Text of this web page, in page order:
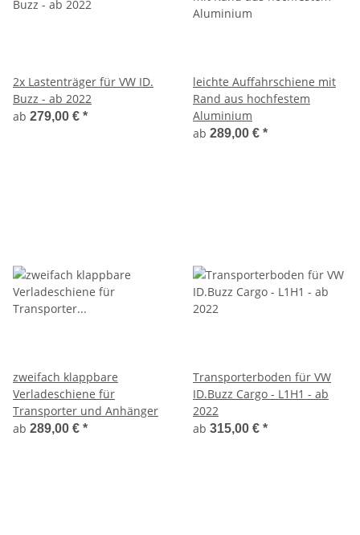
2x Lastenträger für VW ID.
Buzz - ab 2022
ab 279,00 € *
leichte Auffahrschiene mit
Rand aus hochfestem
Aluminium
ab 289,00 € *
zweifach klappbare
Verladeschiene für
Transporter und Anhänger
ab 289,00 € *
Transporterboden für VW
ID.Buzz Cargo - L1H1 - ab
2022
ab 315,00 € *